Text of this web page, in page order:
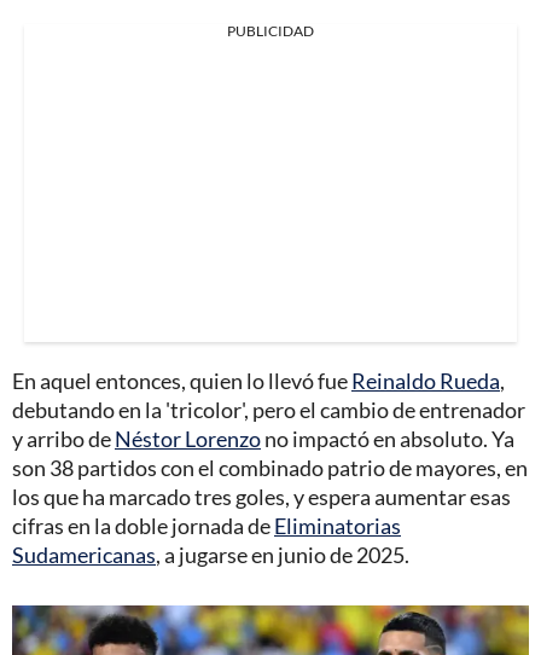
PUBLICIDAD
En aquel entonces, quien lo llevó fueReinaldo Rueda,
debutando en la 'tricolor', pero el cambio de entrenador
y arribo deNéstor Lorenzono impactó en absoluto. Ya
son 38 partidos con el combinado patrio de mayores, en
los que ha marcado tres goles, y espera aumentar esas
cifras en la doble jornada deEliminatorias
Sudamericanas, a jugarse en junio de 2025.